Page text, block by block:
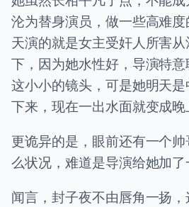
沦为替身演员，做一些高难
天演的就是女主受奸人所害
下，因为她水性好，导演特
这小小的镜头，可是她明天
下来，现在一出水面就变成晚
更诡异的是，眼前还有一个
么状况，难道是导演给她加了
闻言，封子夜不由唇角一扬，